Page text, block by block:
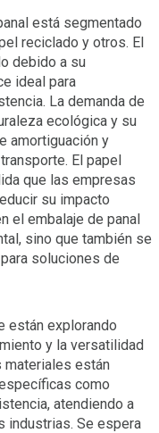
está segmentado
reciclado y otros. El
debido a su
ideal para
La demanda de
ecológica y su
amortiguación y
El papel
que las empresas
su impacto
el embalaje de panal
sino que también se
soluciones de
están explorando
y la versatilidad
materiales están
como
atendiendo a
industrias. Se espera